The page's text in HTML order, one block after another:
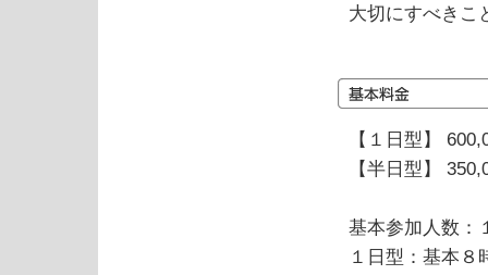
大切にすべきこ
【１日型】
【半日型】
基本参加人数：
１日型：基本８